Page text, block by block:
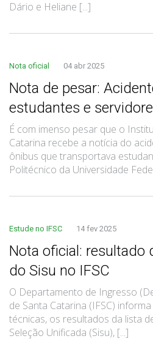
Dário e Heliane [...]
Nota oficial 04 abr 2025
Nota de pesar:
estudantes e
É com imenso pesar que o
Catarina recebe a notícia do
ônibus que transportava
Politécnico da Universidade
Estude no IFSC 14 fev 2025
Nota oficial: resultado
do Sisu no IFSC
O Departamento de Ingresso
de Santa Catarina (IFSC)
técnicas, os resultados da lista
Seleção Unificada (Sisu), [...]